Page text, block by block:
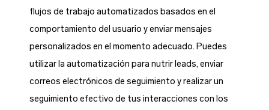
flujos de trabajo automatizados basados en el
comportamiento del usuario y enviar mensajes
personalizados en el momento adecuado. Puedes
utilizar la automatización para nutrir leads, enviar
correos electrónicos de seguimiento y realizar un
seguimiento efectivo de tus interacciones con los